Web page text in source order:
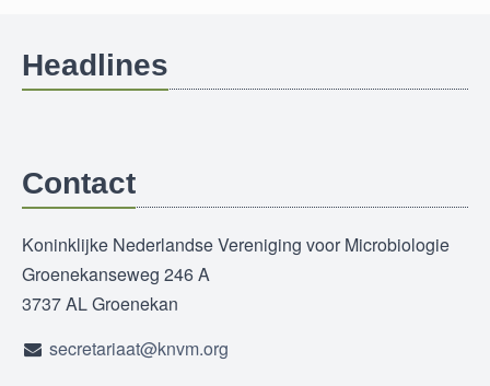
Headlines
Contact
Koninklijke Nederlandse Vereniging voor Microbiologie
Groenekanseweg 246 A
3737 AL Groenekan
secretariaat@knvm.org